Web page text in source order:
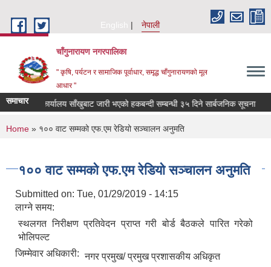
English
नेपाली
चाँगुनारायण नगरपालिका
" कृषि, पर्यटन र सामाजिक पूर्वाधार, समृद्ध चाँगुनारायणको मूल
आधार "
समाचार
प्रशासन कार्यालय साँखुबाट जारी भएको हकबन्दी सम्बन्धी ३५ दिने सार्बजनिक सूचना
You are here
Home » १०० वाट सम्मको एफ.एम रेडियो सञ्चालन अनुमति
१०० वाट सम्मको एफ.एम रेडियो सञ्चालन अनुमति
Submitted on: Tue, 01/29/2019 - 14:15
लाग्ने समय:
स्थलगत निरीक्षण प्रतिवेदन प्राप्त गरी बोर्ड बैठकले पारित गरेको
भोलिपल्ट
जिम्मेवार अधिकारी: नगर प्रमुख/ प्रमुख प्रशासकीय अधिकृत